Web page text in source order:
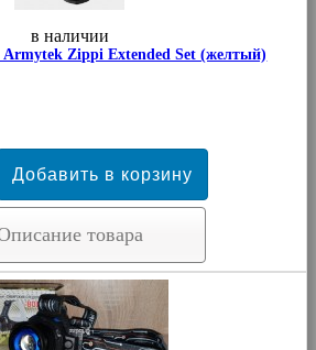
в наличии
Zippi Extended Set (желтый)
товара